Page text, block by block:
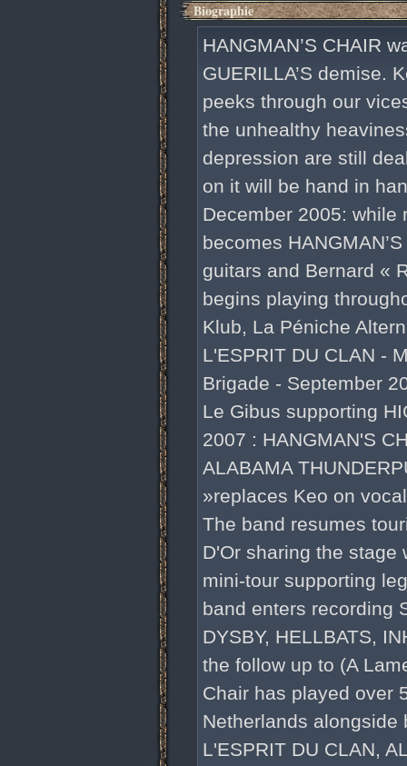
Biographie
HANGMAN’S CHAIR
GUERILLA’S demise.
peeks through our
the unhealthy
depression are still
on it will be hand in
December 2005: while
becomes
guitars and Bernard «
begins playing
Klub, La Péniche
L'ESPRIT DU CLAN -
Brigade - September
Le Gibus supporting
2007 : HANGMAN'S
ALABAMA
»replaces Keo on
The band resumes
D'Or sharing the stage
mini-tour supporting
band enters recording
DYSBY, HELLBATS,
the follow up to (A
Chair has played over
Netherlands alongside
L'ESPRIT DU CLAN,